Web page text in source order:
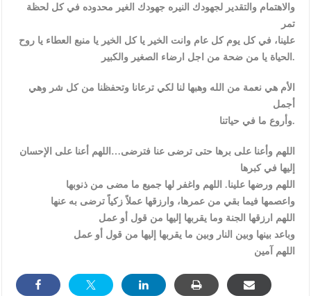
والاهتمام والتقدير لجهودك النيره جهودك الغير محدوده في كل لحظة
تمر
علينا، في كل يوم كل عام وانت الخير يا كل الخير يا منبع العطاء يا روح
الحياة يا من ضحة من اجل ارضاء الصغير والكبير.
الأم هي نعمة من الله وهبها لنا لكي ترعانا وتحفظنا من كل شر وهي
أجمل
وأروع ما في حياتنا.
اللهم وأعنا على برها حتى ترضى عنا فترضى…اللهم أعنا على الإحسان
إليها في كبرها
اللهم ورضها علينا. اللهم واغفر لها جميع ما مضى من ذنوبها
واعصمها فيما بقي من عمرها، وارزقها عملاً زكياً ترضى به عنها
اللهم ارزقها الجنة وما يقربها إليها من قول أو عمل
وباعد بينها وبين النار وبين ما يقربها إليها من قول أو عمل
اللهم آمين